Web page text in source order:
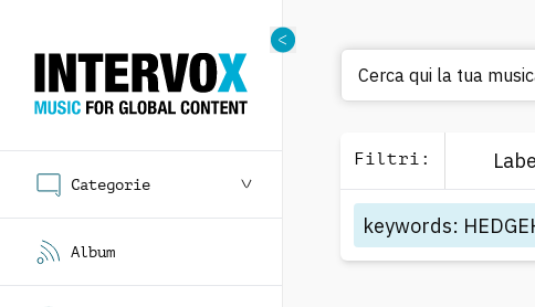
Categorie
Album
Ce
Filtri :
keywords: